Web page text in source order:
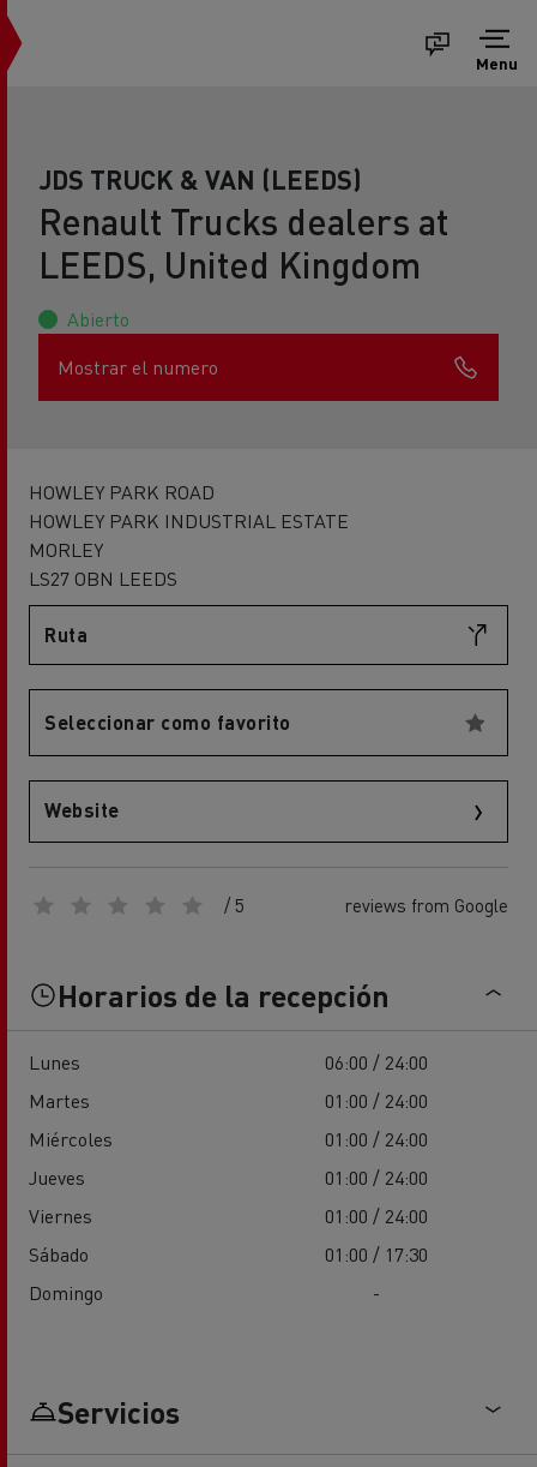
Menu
JDS TRUCK & VAN (LEEDS)
Renault Trucks dealers at
LEEDS, United Kingdom
Abierto
Mostrar el numero
HOWLEY PARK ROAD
HOWLEY PARK INDUSTRIAL ESTATE
MORLEY
LS27 OBN LEEDS
Ruta
Seleccionar como favorito
Website
/ 5 reviews from Google
Horarios de la recepción
Lunes
06:00 / 24:00
Martes
01:00 / 24:00
Miércoles
01:00 / 24:00
Jueves
01:00 / 24:00
Viernes
01:00 / 24:00
Sábado
01:00 / 17:30
Domingo
-
Servicios